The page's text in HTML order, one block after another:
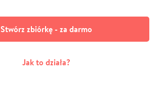
Stwórz zbiórkę - za darmo
Jak to działa?